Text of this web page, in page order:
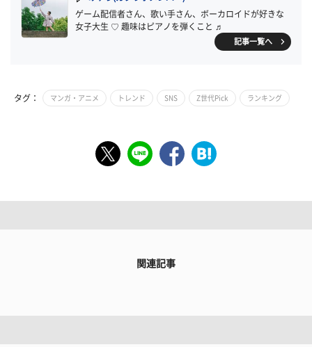
ゲーム配信者さん、歌い手さん、ボーカロイドが好きな
女子大生 ♡ 趣味はピアノを弾くこと ♬
記事一覧へ
タグ： マンガ・アニメ トレンド SNS Z世代Pick ランキング
関連記事